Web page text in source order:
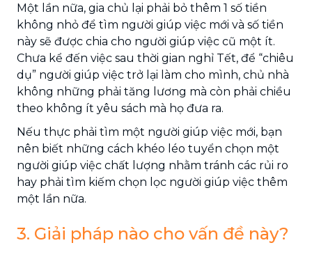
Một lần nữa, gia chủ lại phải bỏ thêm 1 số tiền
không nhỏ để tìm người giúp việc mới và số tiền
này sẽ được chia cho người giúp việc cũ một ít.
Chưa kể đến việc sau thời gian nghỉ Tết, để “chiêu
dụ” người giúp việc trở lại làm cho mình, chủ nhà
không những phải tăng lương mà còn phải chiều
theo không ít yêu sách mà họ đưa ra.
Nếu thực phải tìm một người giúp việc mới, bạn
nên biết những cách khéo léo tuyển chọn một
người giúp việc chất lượng nhằm tránh các rủi ro
hay phải tìm kiếm chọn lọc người giúp việc thêm
một lần nữa.
3. Giải pháp nào cho vấn đề này?